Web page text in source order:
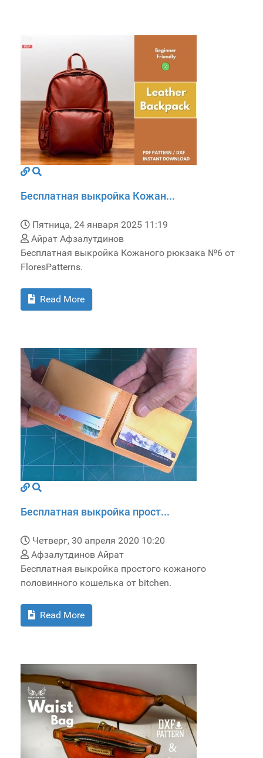
Бесплатная выкройка Кожан...
Пятница, 24 января 2025 11:19
Айрат Афзалутдинов
Бесплатная выкройка Кожаного рюкзака №6 от
FloresPatterns.
Read More
Бесплатная выкройка прост...
Четверг, 30 апреля 2020 10:20
Афзалутдинов Айрат
Бесплатная выкройка простого кожаного
половинного кошелька от bitchen.
Read More